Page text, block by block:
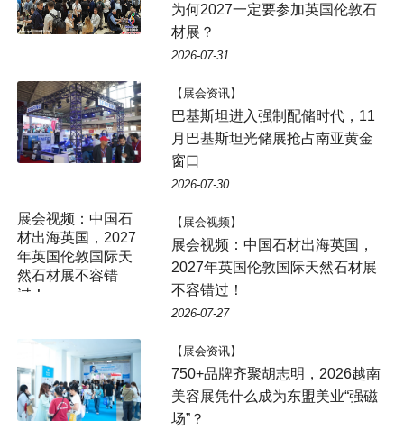
为何2027一定要参加英国伦敦石
材展？
2026-07-31
【展会资讯】
巴基斯坦进入强制配储时代，11
月巴基斯坦光储展抢占南亚黄金
窗口
2026-07-30
【展会视频】
展会视频：中国石材出海英国，
2027年英国伦敦国际天然石材展
不容错过！
2026-07-27
【展会资讯】
750+品牌齐聚胡志明，2026越南
美容展凭什么成为东盟美业“强磁
场”？